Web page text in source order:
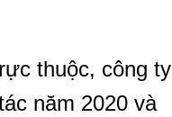
thuộc, công ty
năm 2020 và